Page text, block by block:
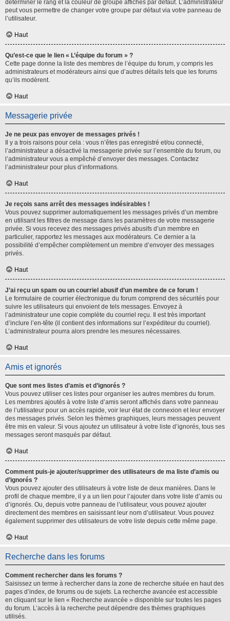
déterminer le rang et la couleur de groupe affichés par défaut. L’administrateur
peut vous permettre de changer votre groupe par défaut via votre panneau de
l’utilisateur.
Haut
Qu’est-ce que le lien « L’équipe du forum » ?
Cette page donne la liste des membres de l’équipe du forum, y compris les
administrateurs et modérateurs ainsi que d’autres détails tels que les forums
qu’ils modèrent.
Haut
Messagerie privée
Je ne peux pas envoyer de messages privés !
Il y a trois raisons pour cela : vous n’êtes pas enregistré et/ou connecté,
l’administrateur a désactivé la messagerie privée sur l’ensemble du forum, ou
l’administrateur vous a empêché d’envoyer des messages. Contactez
l’administrateur pour plus d’informations.
Haut
Je reçois sans arrêt des messages indésirables !
Vous pouvez supprimer automatiquement les messages privés d’un membre
en utilisant les filtres de message dans les paramètres de votre messagerie
privée. Si vous recevez des messages privés abusifs d’un membre en
particulier, rapportez les messages aux modérateurs. Ce dernier a la
possibilité d’empêcher complètement un membre d’envoyer des messages
privés.
Haut
J’ai reçu un spam ou un courriel abusif d’un membre de ce forum !
Le formulaire de courrier électronique du forum comprend des sécurités pour
suivre les utilisateurs qui envoient de tels messages. Envoyez à
l’administrateur une copie complète du courriel reçu. Il est très important
d’inclure l’en-tête (il contient des informations sur l’expéditeur du courriel).
L’administrateur pourra alors prendre les mesures nécessaires.
Haut
Amis et ignorés
Que sont mes listes d’amis et d’ignorés ?
Vous pouvez utiliser ces listes pour organiser les autres membres du forum.
Les membres ajoutés à votre liste d’amis seront affichés dans votre panneau
de l’utilisateur pour un accès rapide, voir leur état de connexion et leur envoyer
des messages privés. Selon les thèmes graphiques, leurs messages peuvent
être mis en valeur. Si vous ajoutez un utilisateur à votre liste d’ignorés, tous ses
messages seront masqués par défaut.
Haut
Comment puis-je ajouter/supprimer des utilisateurs de ma liste d’amis ou
d’ignorés ?
Vous pouvez ajouter des utilisateurs à votre liste de deux manières. Dans le
profil de chaque membre, il y a un lien pour l’ajouter dans votre liste d’amis ou
d’ignorés. Ou, depuis votre panneau de l’utilisateur, vous pouvez ajouter
directement des membres en saisissant leur nom d’utilisateur. Vous pouvez
également supprimer des utilisateurs de votre liste depuis cette même page.
Haut
Recherche dans les forums
Comment rechercher dans les forums ?
Saisissez un terme à rechercher dans la zone de recherche située en haut des
pages d’index, de forums ou de sujets. La recherche avancée est accessible
en cliquant sur le lien « Recherche avancée » disponible sur toutes les pages
du forum. L’accès à la recherche peut dépendre des thèmes graphiques
utilisés.